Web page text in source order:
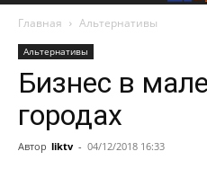
Главная Альтернативы
Альтернативы
Бизнес в
городах
Автор liktv - 04/12/2018 16:33